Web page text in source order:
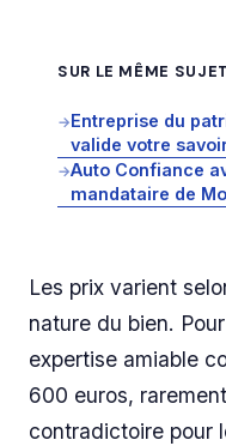
SUR LE MÊME SUJET
→Entreprise du
valide votre
→Auto Confiance
mandataire de
Les prix varient
nature du bien.
expertise amiable
600 euros,
contradictoire pour